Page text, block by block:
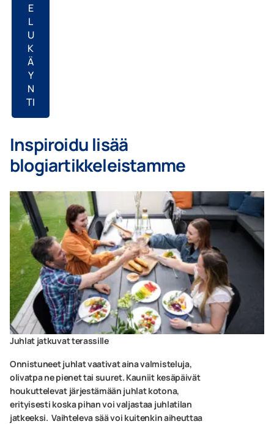
E
L
U
K
Ä
Y
N
TI
Inspiroidu lisää
blogiartikkeleistamme
Juhlat jatkuvat terassille
Onnistuneet juhlat vaativat aina valmisteluja,
olivatpa ne pienet tai suuret. Kauniit kesäpäivät
houkuttelevat järjestämään juhlat kotona,
erityisesti koska pihan voi valjastaa juhlatilan
jatkeeksi. Vaihteleva sää voi kuitenkin aiheuttaa